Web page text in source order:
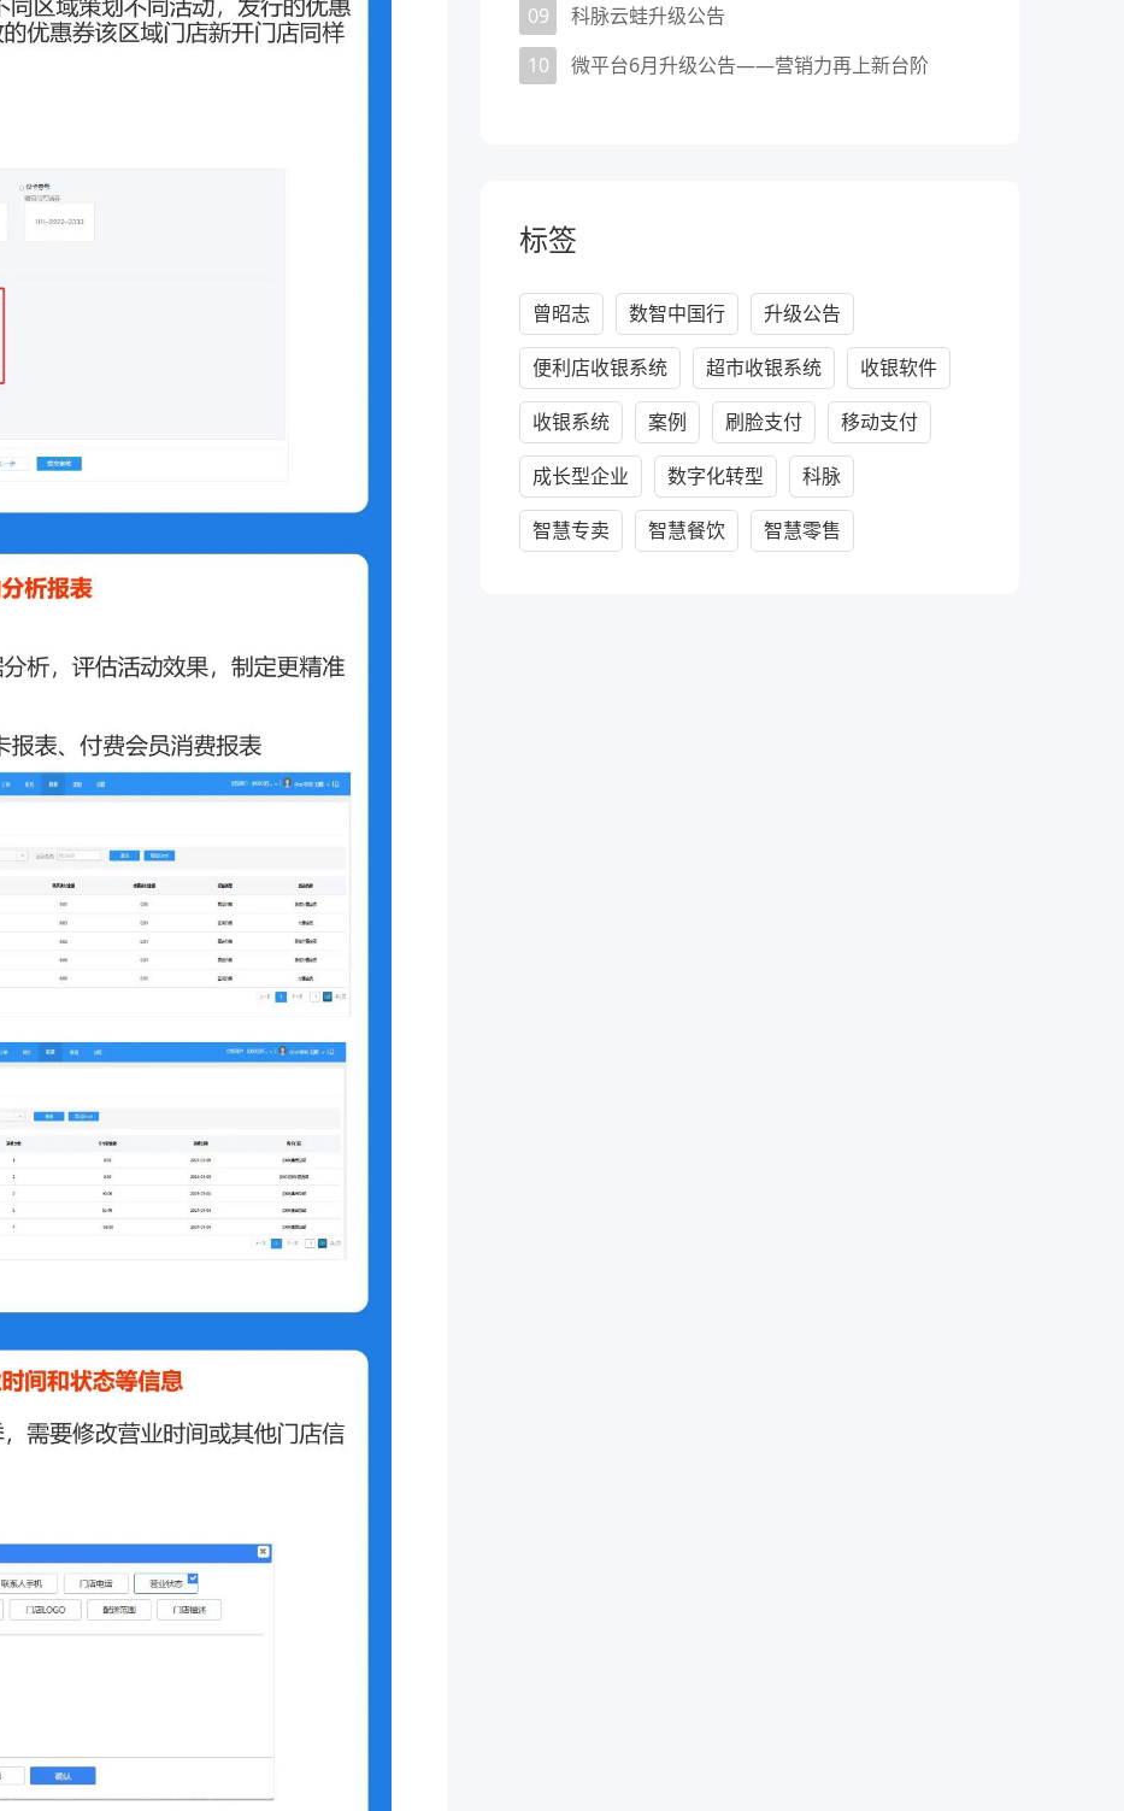
09
科脉云蛙升级公告
10
微平台6月升级公告——营销力再上新台阶
标签
曾昭志 数智中国行 升级公告
便利店收银系统 超市收银系统 收银软件
收银系统 案例 刷脸支付 移动支付
成长型企业 数字化转型 科脉
智慧专卖 智慧餐饮 智慧零售